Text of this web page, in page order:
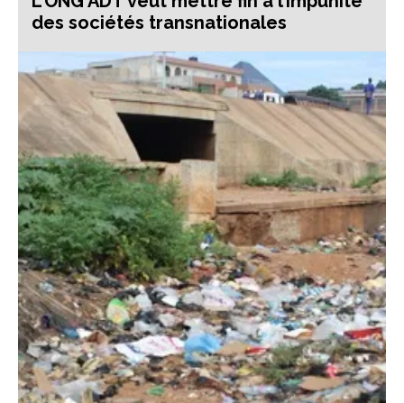
des sociétés transnationales